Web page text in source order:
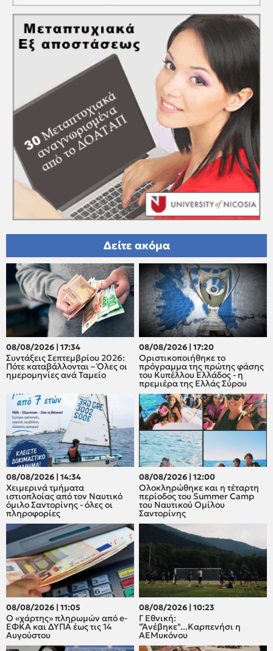
Δείτε ακόμα
08/08/2026 | 17:34
Συντάξεις Σεπτεμβρίου 2026:
Πότε καταβάλλονται – Όλες οι
ημερομηνίες ανά Ταμείο
08/08/2026 | 17:20
Οριστικοποιήθηκε το
πρόγραμμα της πρώτης φάσης
του Κυπέλλου Ελλάδος - η
πρεμιέρα της Ελλάς Σύρου
08/08/2026 | 14:34
Χειμερινά τμήματα
ιστιοπλοίας από τον Ναυτικό
όμιλο Σαντορίνης - όλες οι
πληροφορίες
08/08/2026 | 12:00
Oλοκληρώθηκε και η τέταρτη
περίοδος του Summer Camp
του Ναυτικού Ομίλου
Σαντορίνης
08/08/2026 | 11:05
Ο «χάρτης» πληρωμών από e-
ΕΦΚΑ και ΔΥΠΑ έως τις 14
Αυγούστου
08/08/2026 | 10:23
Γ Εθνική:
"Άνέβηκε"...Καρπενήσι η
ΑΕΜυκόνου